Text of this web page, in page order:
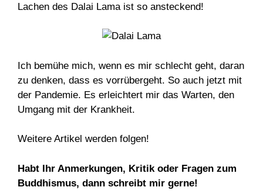
Lachen des Dalai Lama ist so ansteckend!
Ich bemühe mich, wenn es mir schlecht geht, daran
zu denken, dass es vorrübergeht. So auch jetzt mit
der Pandemie. Es erleichtert mir das Warten, den
Umgang mit der Krankheit.
Weitere Artikel werden folgen!
Habt Ihr Anmerkungen, Kritik oder Fragen zum
Buddhismus, dann schreibt mir gerne!